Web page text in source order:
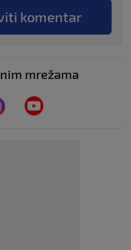
komentar
mrežama